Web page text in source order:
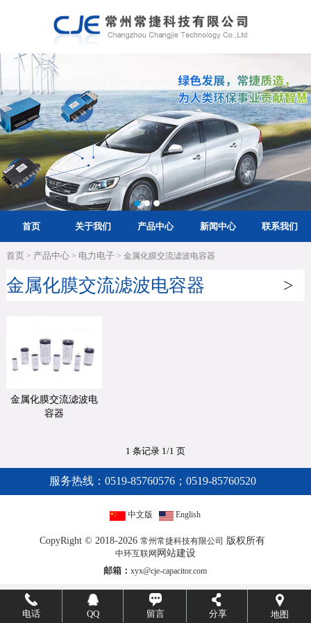
首页 关于我们 产品中心 新闻中心 联系我们
首页> 产品中心> 电力电子 > 金属化膜交流滤波电容器
金属化膜交流滤波电容器 >
金属化膜交流滤波电
容器
1 条记录 1/1 页
服务热线： 0519-85760576；0519-85760520
中文版 English
CopyRight © 2018-2026常州常捷科技有限公司 版权所有
中环互联网 网站建设
邮箱：xyx@cje-capacitor.com
电话 QQ 留言 分享 地图